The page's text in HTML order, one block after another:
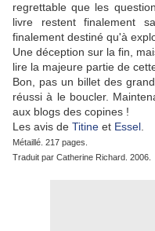
regrettable que les
livre restent finalement
finalement destiné qu'à
Une déception sur la fin,
lire la majeure partie de
Bon, pas un billet des
réussi à le boucler.
aux blogs des copines !
Les avis de Titine et Essel
Métaillé. 217 pages.
Traduit par Catherine Richard. 2006.